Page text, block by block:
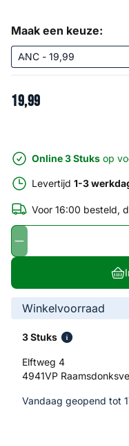
Maak een keuze:
19,99
Online 3 Stuks op
Levertijd 1-3
Voor 16:00 besteld,
Winkelvoorraad
3 Stuks
Elftweg 4
4941VP
Vandaag geopend tot